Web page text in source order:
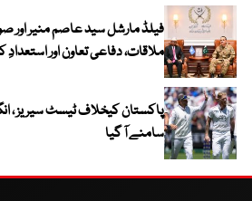
فیلڈ مارشل سید عاصم منیر اور
ملاقات، دفاعی تعاون اور استعدادِ
سامنے آ گیا